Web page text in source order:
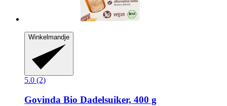
Winkelmandje
5.0 (2)
Govinda Bio Dadelsuiker, 400 g